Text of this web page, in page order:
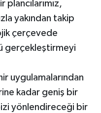
plancılarımız,
yakından takip
çerçevede
gerçekleştirmeyi
uygulamalarından
kadar geniş bir
yönlendireceği bir